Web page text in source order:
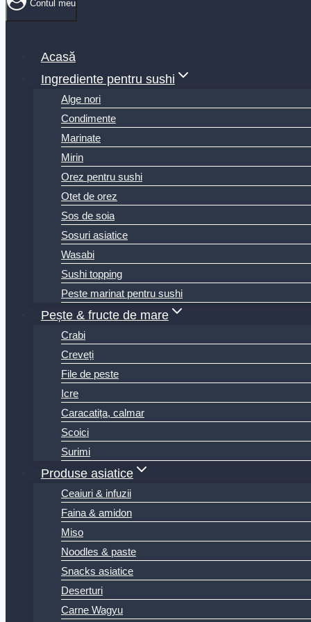
Contul meu
Acasă
Ingrediente pentru sushi
Alge nori
Condimente
Marinate
Mirin
Orez pentru sushi
Otet de orez
Sos de soia
Sosuri asiatice
Wasabi
Sushi topping
Peste marinat pentru sushi
Pește & fructe de mare
Crabi
Creveți
File de peste
Icre
Caracatița, calmar
Scoici
Surimi
Produse asiatice
Ceaiuri & infuzii
Faina & amidon
Miso
Noodles & paste
Snacks asiatice
Deserturi
Carne Wagyu